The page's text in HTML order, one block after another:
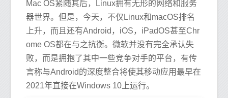
Mac OS紧随其后，Linux拥有无形的网络和服务
器世界。但是，今天，不仅Linux和macOS排名
上升，而且还有Android，iOS，iPadOS甚至Chr
ome OS都在与之抗衡。微软并没有完全承认失
败，而是拥抱了其中一些竞争对手的平台，有传
言称与Android的深度整合将使其移动应用最早在
2021年直接在Windows 10上运行。